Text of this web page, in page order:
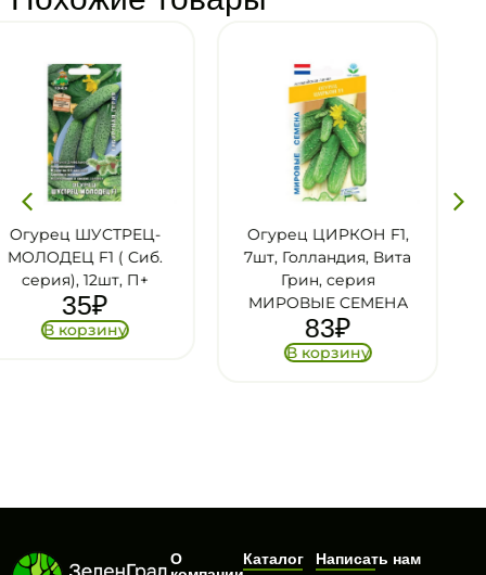
Огурец ЦИРКОН F1,
7шт, Голландия, Вита
Грин, серия
МИРОВЫЕ СЕМЕНА
Огурец
ЛОМТИК F1 П+
В корзину
О
Каталог Написать нам